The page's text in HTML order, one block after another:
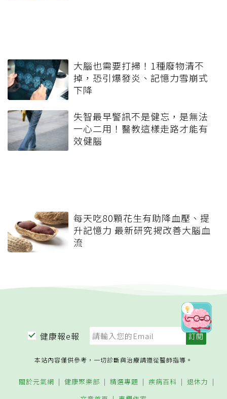
大腦也需要打掃！1種廢物清不
掉，恐引爆發炎、記憶力雪崩式
下降
失智最早警訊不是健忘，是無法
一心二用！醫教這樣走路才能有
效健腦
每天吃80顆花生有助降血壓、提
升記憶力 最新研究揭改善大腦血
流
健康報e報
本站內容僅供參考，一切診斷與治療請遵從醫師指導。
關於元氣網 健康聚樂部 精選專題 疾病百科
退休力